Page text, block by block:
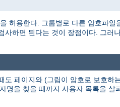
허용한다. 그룹별로 다른 암호파일
하면 된다는 것이 장점이다. 그러
페이지와 (그림이 암호로 보호하
명을 찾을 때까지 사용자 목록을 살